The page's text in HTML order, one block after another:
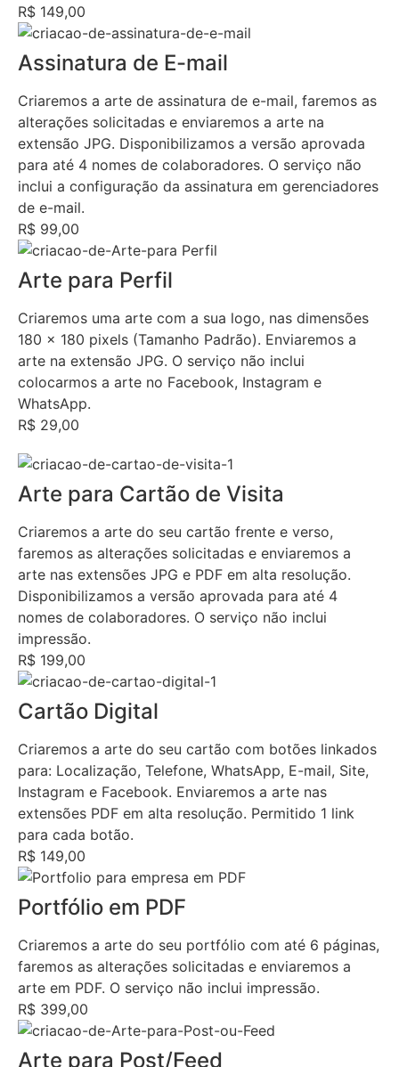
R$ 149,00
Assinatura de E-mail
Criaremos a arte de assinatura de e-mail, faremos as
alterações solicitadas e enviaremos a arte na
extensão JPG. Disponibilizamos a versão aprovada
para até 4 nomes de colaboradores. O serviço não
inclui a configuração da assinatura em gerenciadores
de e-mail.
R$ 99,00
Arte para Perfil
Criaremos uma arte com a sua logo, nas dimensões
180 x 180 pixels (Tamanho Padrão). Enviaremos a
arte na extensão JPG. O serviço não inclui
colocarmos a arte no Facebook, Instagram e
WhatsApp.
R$ 29,00
Arte para Cartão de Visita
Criaremos a arte do seu cartão frente e verso,
faremos as alterações solicitadas e enviaremos a
arte nas extensões JPG e PDF em alta resolução.
Disponibilizamos a versão aprovada para até 4
nomes de colaboradores. O serviço não inclui
impressão.
R$ 199,00
Cartão Digital
Criaremos a arte do seu cartão com botões linkados
para: Localização, Telefone, WhatsApp, E-mail, Site,
Instagram e Facebook. Enviaremos a arte nas
extensões PDF em alta resolução. Permitido 1 link
para cada botão.
R$ 149,00
Portfólio em PDF
Criaremos a arte do seu portfólio com até 6 páginas,
faremos as alterações solicitadas e enviaremos a
arte em PDF. O serviço não inclui impressão.
R$ 399,00
Arte para Post/Feed